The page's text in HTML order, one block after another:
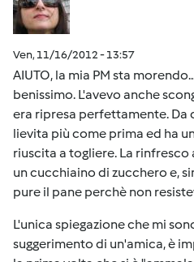
Ven, 11/16/2012 - 13:57
AIUTO, la mia PM sta
benissimo. L'avevo anche
era ripresa perfettamente. Da
lievita più come prima ed ha
riuscita a togliere. La
un cucchiaino di zucchero e,
pure il pane perchè non
L'unica spiegazione che mi
suggerimento di un'amica, è